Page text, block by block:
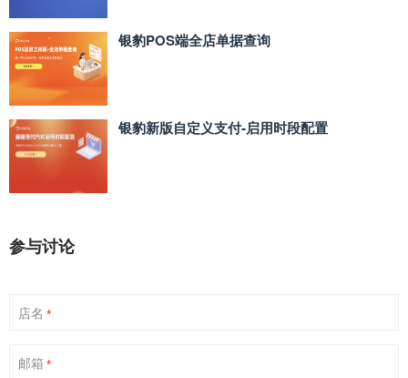
银豹POS端全店单据查询
银豹新版自定义支付‑启用时段配置
参与讨论
店名 *
邮箱 *